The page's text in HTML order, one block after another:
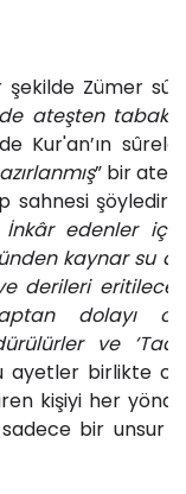
Zümer
ateşten
Kur'an’ın
” bir
sahnesi şöyledir: “
İnkâr edenler
kaynar su
derileri
dolayı
ve
birlikte
kişiyi her
bir unsur